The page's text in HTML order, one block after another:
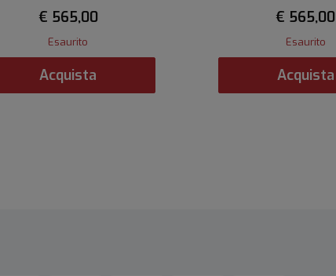
€ 565,00
Esaurito
Acquista
€ 565,00
Esaurito
Acquista